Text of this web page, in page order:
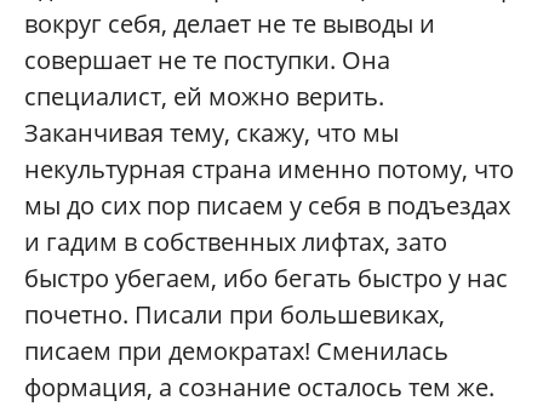
вокруг себя, делает не те выводы и
совершает не те поступки. Она
специалист, ей можно верить.
Заканчивая тему, скажу, что мы
некультурная страна именно потому, что
мы до сих пор писаем у себя в подъездах
и гадим в собственных лифтах, зато
быстро убегаем, ибо бегать быстро у нас
почетно. Писали при большевиках,
писаем при демократах! Сменилась
формация, а сознание осталось тем же.